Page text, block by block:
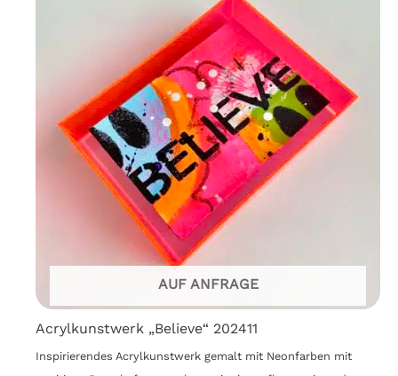
AUF ANFRAGE
Acrylkunstwerk „Believe“ 202411
Inspirierendes Acrylkunstwerk gemalt mit Neonfarben mit